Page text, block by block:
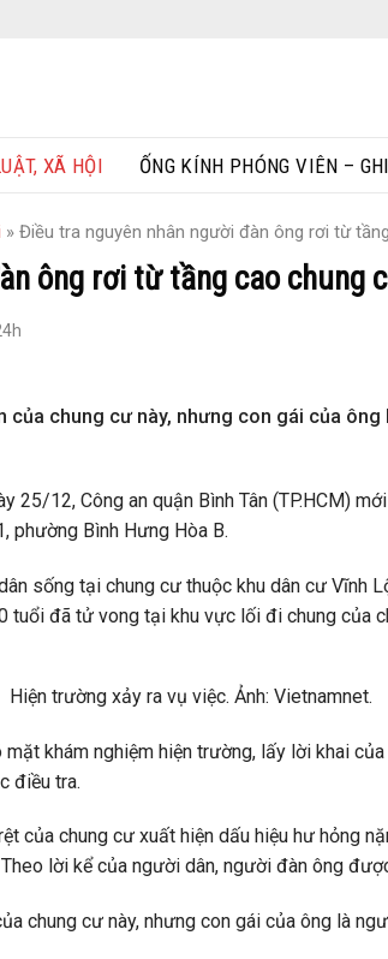
XÃ HỘI ỐNG KÍNH PHÓNG VIÊN –
» Điều tra nguyên nhân người đàn ông rơi từ
ông rơi từ tầng cao chung
chung cư này, nhưng con gái của
25/12, Công an quận Bình Tân (TP.HCM)
phường Bình Hưng Hòa B.
sống tại chung cư thuộc khu dân cư Vĩnh
tuổi đã tử vong tại khu vực lối đi chung của
Hiện trường xảy ra vụ việc. Ảnh: Vietnamnet.
mặt khám nghiệm hiện trường, lấy lời khai
điều tra.
của chung cư xuất hiện dấu hiệu hư hỏng
lời kể của người dân, người đàn ông
chung cư này, nhưng con gái của ông là